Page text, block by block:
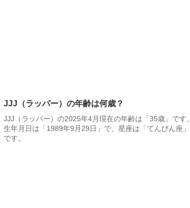
JJJ（ラッパー）の年齢は何歳？
JJJ（ラッパー）の2025年4月現在の年齢は「35歳」です。
生年月日は「1989年9月29日」で、星座は「てんびん座」
です。